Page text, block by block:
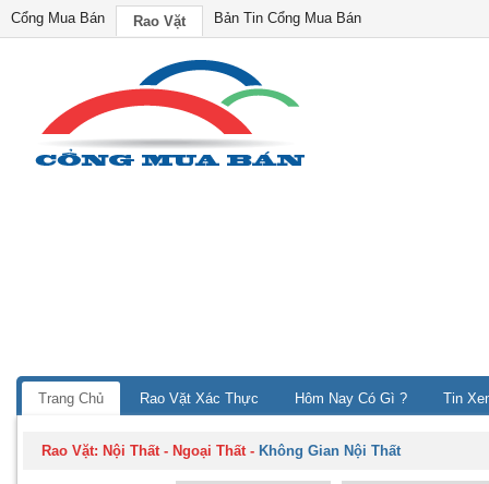
Cổng Mua Bán Rao Vặt Bản Tin Cổng Mua Bán
Trang Chủ Rao Vặt Xác Thực Hôm Nay Có Gì ? Tin
Rao Vặt: Nội Thất - Ngoại Thất- Không Gian Nội Thất